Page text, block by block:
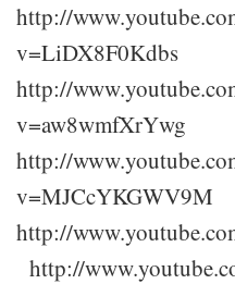
http://
v=LiDX8F0Kdbs
http://
v=aw8wmfXrYwg
http://
v=MJCcYKGWV9M
http://
http://